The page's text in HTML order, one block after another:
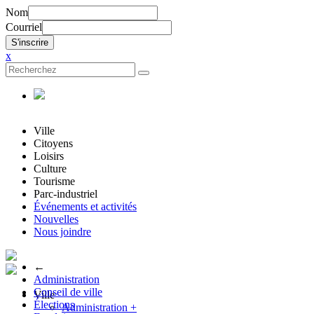
Nom
Courriel
x
Ville
Citoyens
Loisirs
Culture
Tourisme
Parc-industriel
Événements et activités
Nouvelles
Nous joindre
←
Administration
Conseil de ville
Élections
Ville
Administration +